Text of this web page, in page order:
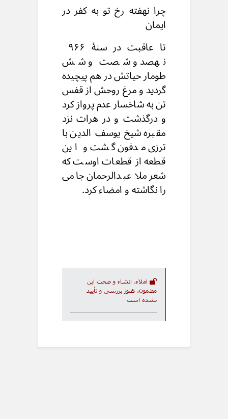
چرا نهفته رخ تو به کفر در
ایمان
نهصد و شصت و شش
طومار حیاتش در هم پیچیده
گردید و مرغ روحش از قفس
تن به شاخسار عدم پرواز کرد
و درگذشت و در هرات نزد
مقبره شیخ یوسف الدین با
ترزی مدفون گشت و این
قطعه از قطعات اوست که
شعر ملا عبدالرحمان جامی
را نگاشته و امضاء کرد.
املاء، انشاء و صحت این
مضمون، هنوز بررسی و تأیید
نشده است